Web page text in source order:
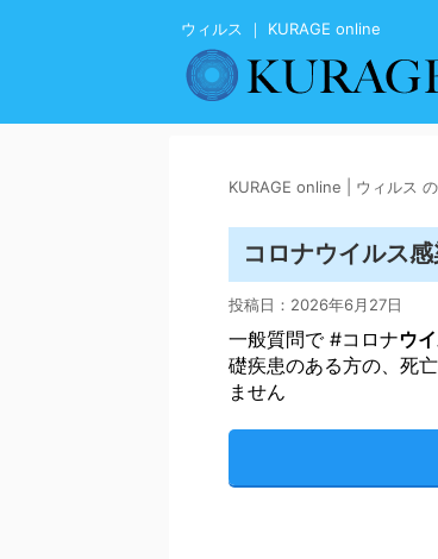
ウィルス ｜ KURAGE online
KURAGE online | ウィルス
コロナウイルス
投稿日： 2026年6月27日
一般質問で #コロナウ
礎疾患のある方の、死
ません